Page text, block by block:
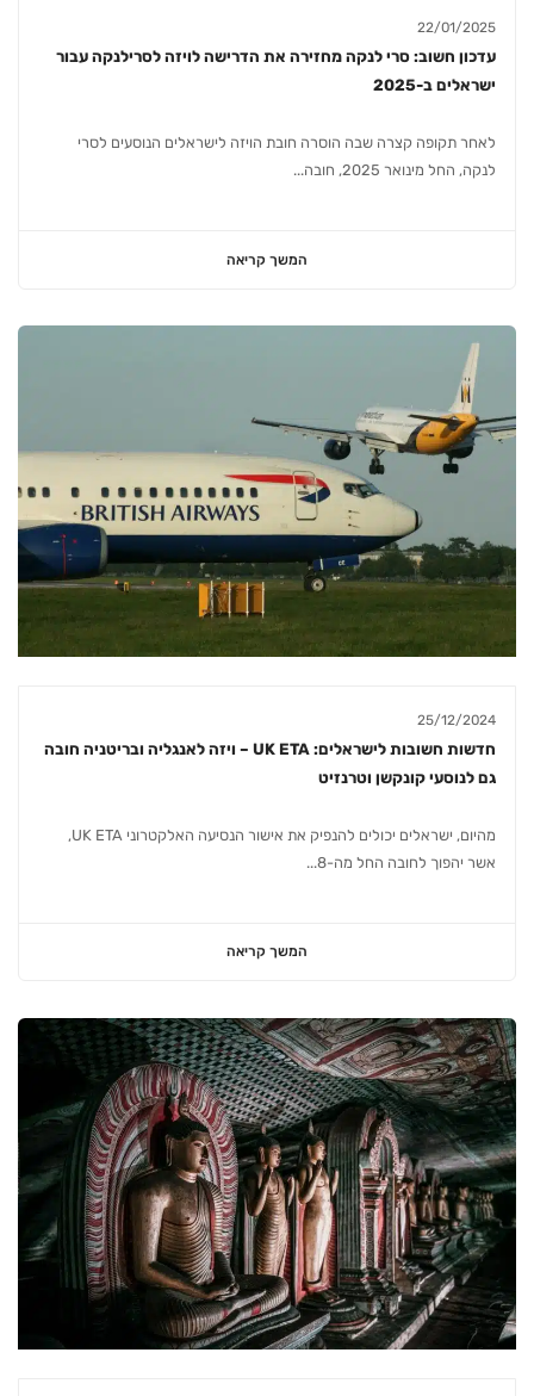
22/01/2025
עדכון חשוב: סרי לנקה מחזירה את הדרישה לויזה לסרילנקה עבור
ישראלים ב-2025
לאחר תקופה קצרה שבה הוסרה חובת הויזה לישראלים הנוסעים לסרי
לנקה, החל מינואר 2025, חובה...
המשך קריאה
25/12/2024
חדשות חשובות לישראלים: UK ETA – ויזה לאנגליה ובריטניה חובה
גם לנוסעי קונקשן וטרנזיט
מהיום, ישראלים יכולים להנפיק את אישור הנסיעה האלקטרוני UK ETA,
אשר יהפוך לחובה החל מה-8...
המשך קריאה